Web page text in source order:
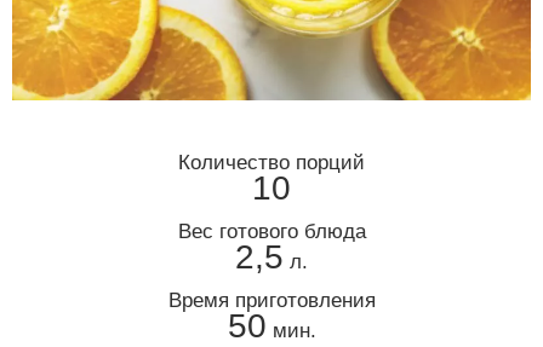
Количество порций
10
Вес готового блюда
2,5 л.
Время приготовления
50 мин.